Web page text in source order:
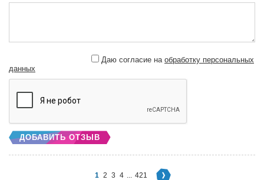
Даю согласие на обработку персональных
данных
ДОБАВИТЬ ОТЗЫВ
1 2 3 4 ... 421